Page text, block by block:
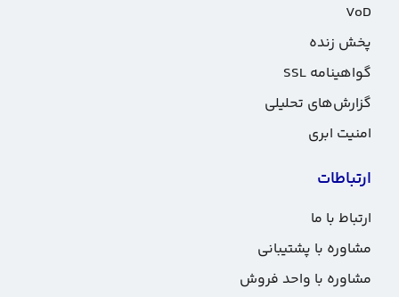
VoD
پخش زنده
گواهینامه SSL
گزارش‌های تحلیلی
امنیت ابری
ارتباطات
ارتباط با ما
مشاوره با پشتیبانی
مشاوره با واحد فروش